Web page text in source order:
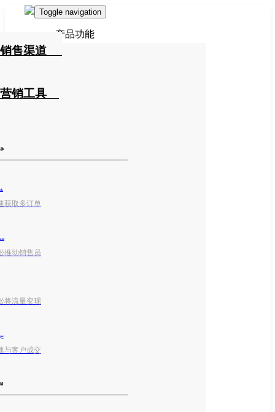
Toggle navigation
产品功能
售渠道
销工具
体
获取多订单
推动销售员
将流量变现
与客户成交